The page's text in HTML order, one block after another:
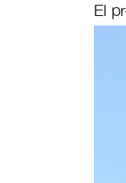
El